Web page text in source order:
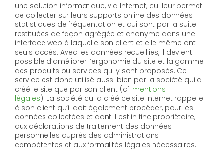
une solution informatique, via Internet, qui leur permet
de collecter sur leurs supports online des données
statistiques de fréquentation et qui sont par la suite
restituées de façon agrégée et anonyme dans une
interface web à laquelle son client et elle même ont
seuls accès. Avec les données recueillies, il devient
possible d’améliorer l’ergonomie du site et la gamme
des produits ou services qui y sont proposés. Ce
service est donc utilisé aussi bien par la société qui a
créé le site que par son client (cf. mentions
légales). La société qui a créé ce site Internet rappelle
à son client qu’il doit également procéder, pour les
données collectées et dont il est in fine propriétaire,
aux déclarations de traitement des données
personnelles auprès des administrations
compétentes et aux formalités légales nécessaires.